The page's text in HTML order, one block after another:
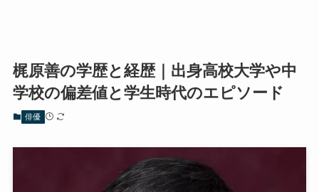
梶原善の学歴と経歴｜出身高校大学や中
学校の偏差値と学生時代のエピソード
俳優